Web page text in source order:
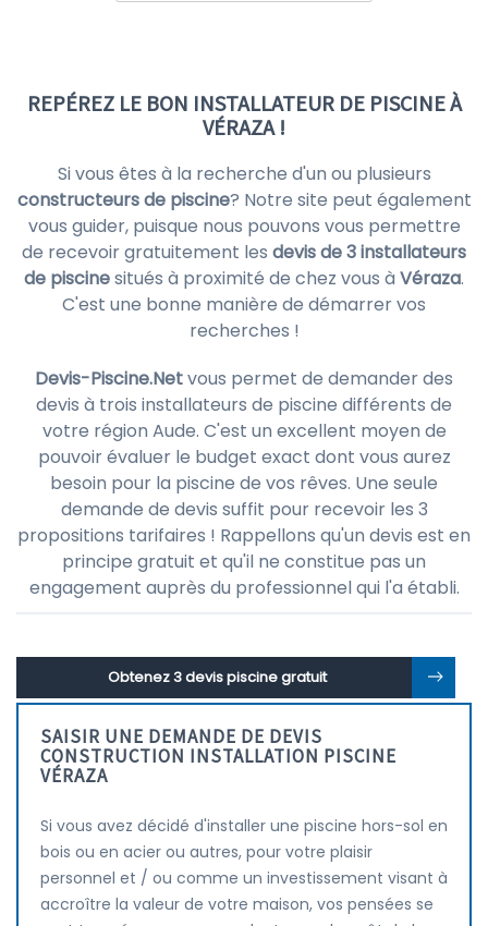
REPÉREZ LE BON INSTALLATEUR DE PISCINE À
VÉRAZA !
Si vous êtes à la recherche d'un ou plusieurs
constructeurs de piscine? Notre site peut également
vous guider, puisque nous pouvons vous permettre
de recevoir gratuitement les devis de 3 installateurs
de piscinesitués à proximité de chez vous à Véraza.
C'est une bonne manière de démarrer vos
recherches !
Devis-Piscine.Netvous permet de demander des
devis à trois installateurs de piscine différents de
votre région Aude. C'est un excellent moyen de
pouvoir évaluer le budget exact dont vous aurez
besoin pour la piscine de vos rêves. Une seule
demande de devis suffit pour recevoir les 3
propositions tarifaires ! Rappellons qu'un devis est en
principe gratuit et qu'il ne constitue pas un
engagement auprès du professionnel qui l'a établi.
Obtenez 3 devis piscine gratuit
SAISIR UNE DEMANDE DE DEVIS
CONSTRUCTION INSTALLATION PISCINE
VÉRAZA
Si vous avez décidé d'installer une piscine hors-sol en
bois ou en acier ou autres, pour votre plaisir
personnel et / ou comme un investissement visant à
accroître la valeur de votre maison, vos pensées se